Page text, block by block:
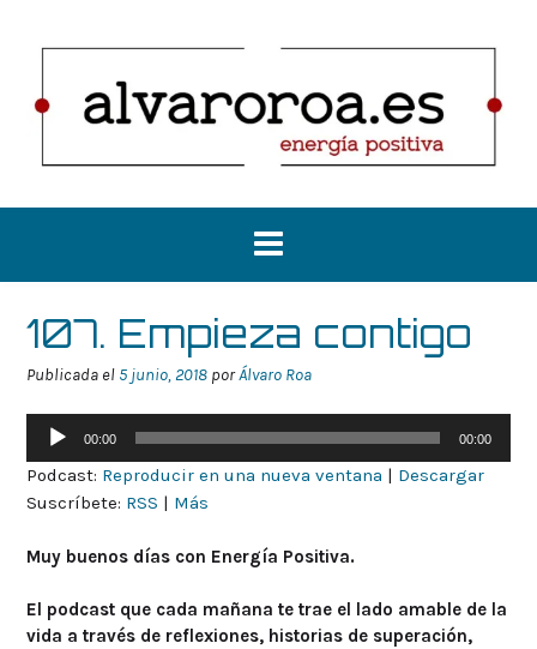
107. Empieza contigo
Publicada el 5 junio, 2018 porÁlvaro Roa
Reproductor
audio
00:00 00:00
Podcast: Reproducir en una nueva ventana | Descargar
Suscríbete: RSS | Más
Muy buenos días con Energía Positiva.
El podcast que cada mañana te trae el lado amable de la
vida a través de reflexiones, historias de superación,